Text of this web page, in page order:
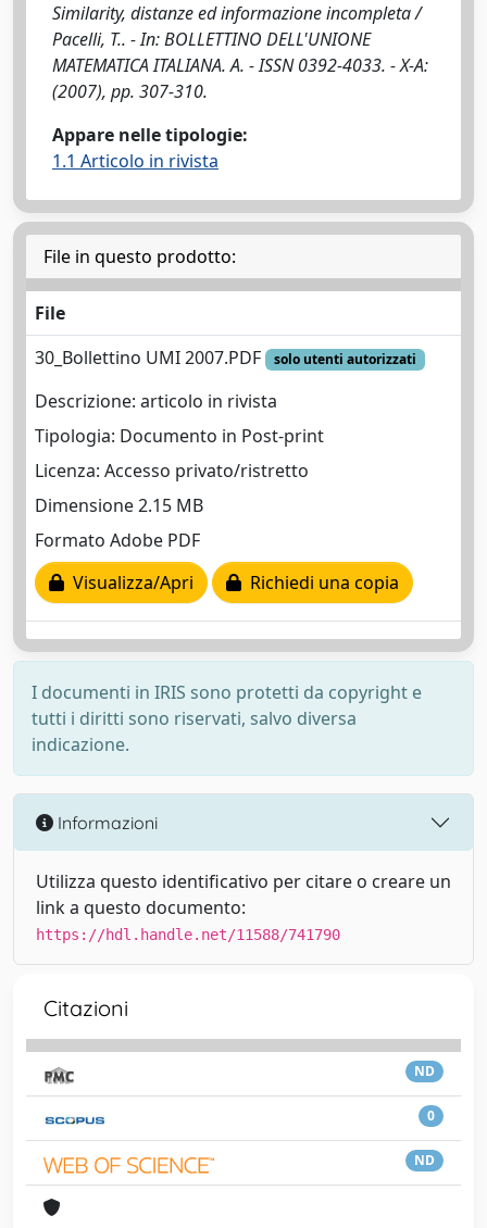
Similarity, distanze ed informazione incompleta /
Pacelli, T.. - In: BOLLETTINO DELL'UNIONE
MATEMATICA ITALIANA. A. - ISSN 0392-4033. - X-A:
(2007), pp. 307-310.
Appare nelle tipologie:
1.1 Articolo in rivista
File in questo prodotto:
File
30_Bollettino UMI 2007.PDF
solo utenti autorizzati
Descrizione: articolo in rivista
Tipologia: Documento in Post-print
Licenza: Accesso privato/ristretto
Dimensione 2.15 MB
Formato Adobe PDF
Visualizza/Apri
Richiedi una copia
I documenti in IRIS sono protetti da copyright e
tutti i diritti sono riservati, salvo diversa
indicazione.
Informazioni
Utilizza questo identificativo per citare o creare un
link a questo documento:
https://hdl.handle.net/11588/741790
Citazioni
ND
0
ND